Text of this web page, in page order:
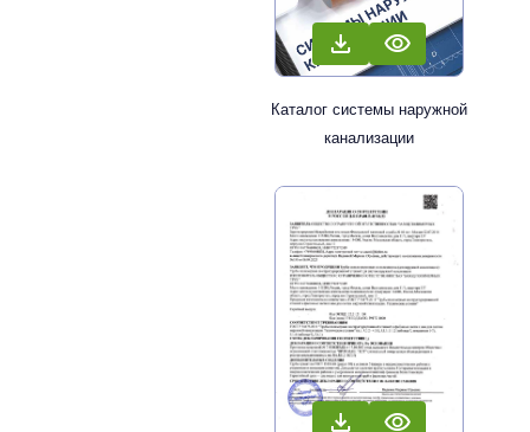
Каталог системы наружной
канализации